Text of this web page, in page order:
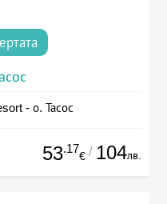
- о. Тасос
53.17
€ / 104лв.